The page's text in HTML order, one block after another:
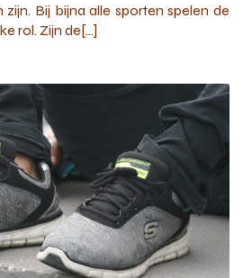
Bij bijna alle sporten spelen de
rol. Zijn de[…]